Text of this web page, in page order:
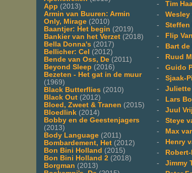
App (2013)
Armin van Buuren: Armin
Only, Mirage (2010)
Baantjer: Het begin (2019)
Bankier van het Verzet (2018)
Bella Donna's (2017)
Bellicher: Cel (2012)
Bende van Oss, De (2011)
Beyond Sleep (2016)
Bezeten - Het gat in de muur
(1969)
Black Butterflies (2010)
Black Out (2012)
Bloed, Zweet & Tranen (2015)
Bloedlink (2014)
Bobby en de Geestenjagers
(2013)
Body Language (2011)
Bombardement, Het (2012)
Bon Bini Holland (2015)
Bon Bini Holland 2 (2018)
Borgman (2013)
- Tim
- Wesley
- Steffen
-
Flip
-
Bart
-
Ruud
- Guido
- Sjaak-
- Juliette
-
Lars
- Juul
- Steye
-
Max
-
Henry
-
- Jimmy